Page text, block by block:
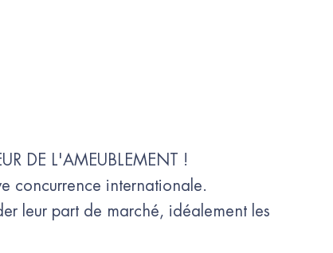
DE L'AMEUBLEMENT !
concurrence internationale.
leur part de marché, idéalement les